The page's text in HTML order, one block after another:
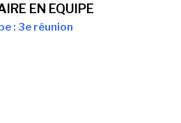
EN EQUIPE
: 3e réunion